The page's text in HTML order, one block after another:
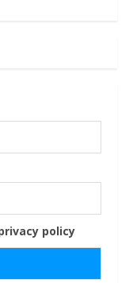
policy